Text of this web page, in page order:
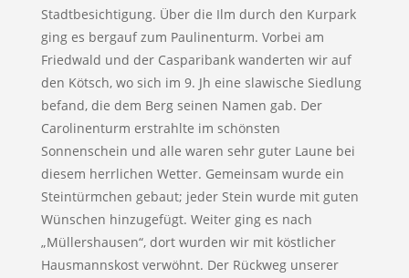
Stadtbesichtigung. Über die Ilm durch den Kurpark
ging es bergauf zum Paulinenturm. Vorbei am
Friedwald und der Casparibank wanderten wir auf
den Kötsch, wo sich im 9. Jh eine slawische Siedlung
befand, die dem Berg seinen Namen gab. Der
Carolinenturm erstrahlte im schönsten
Sonnenschein und alle waren sehr guter Laune bei
diesem herrlichen Wetter. Gemeinsam wurde ein
Steintürmchen gebaut; jeder Stein wurde mit guten
Wünschen hinzugefügt. Weiter ging es nach
„Müllershausen“, dort wurden wir mit köstlicher
Hausmannskost verwöhnt. Der Rückweg unserer